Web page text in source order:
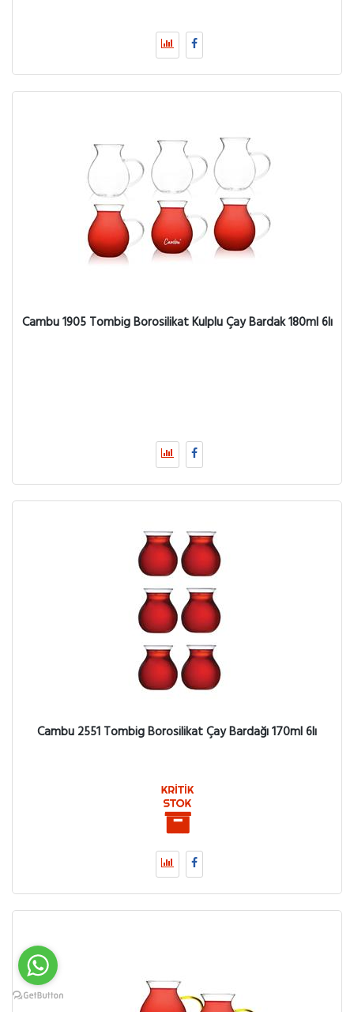
Cambu 1905 Tombig Borosilikat Kulplu Çay Bardak 180ml 6lı
Cambu 2551 Tombig Borosilikat Çay Bardağı 170ml 6lı